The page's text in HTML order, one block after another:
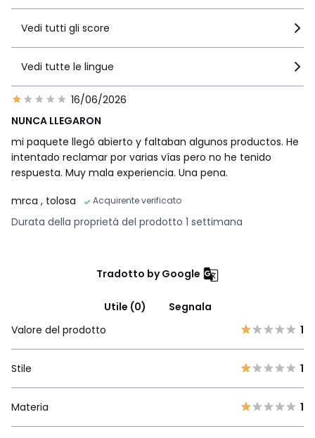
Vedi tutti gli score
Vedi tutte le lingue
16/06/2026
NUNCA LLEGARON
mi paquete llegó abierto y faltaban algunos productos. He
intentado reclamar por varias vías pero no he tenido
respuesta. Muy mala experiencia. Una pena.
mrca , tolosa Acquirente verificato
Durata della proprietà del prodotto 1 settimana
Tradotto by Google
Utile (0)
Segnala
Valore del prodotto
1
Stile 1
Materia 1